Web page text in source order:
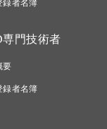
録者名簿
専門技術者
要
録者名簿